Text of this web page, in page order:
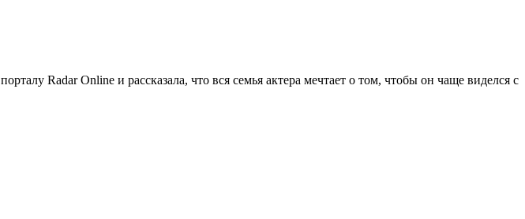
порталу Radar Online и рассказала, что вся семья актера мечтает о том, чтобы он чаще виделся с